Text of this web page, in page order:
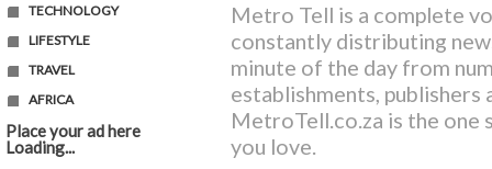
TECHNOLOGY
LIFESTYLE
TRAVEL
AFRICA
Place your ad here
Loading...
Metro Tell is a complete
constantly distributing
minute of the day from
establishments, publishers
MetroTell.co.za is the one
you love.